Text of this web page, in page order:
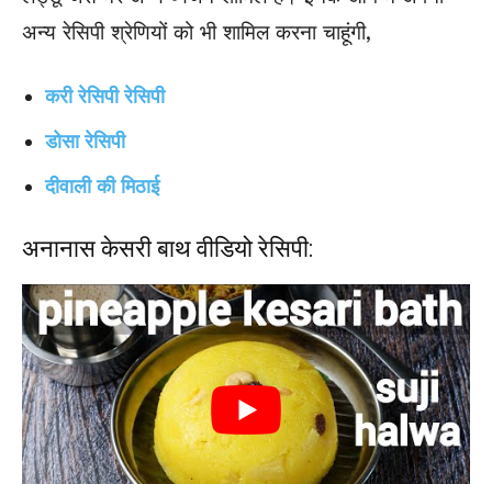
अन्य रेसिपी श्रेणियों को भी शामिल करना चाहूंगी,
करी रेसिपी रेसिपी
डोसा रेसिपी
दीवाली की मिठाई
अनानास केसरी बाथ वीडियो रेसिपी: